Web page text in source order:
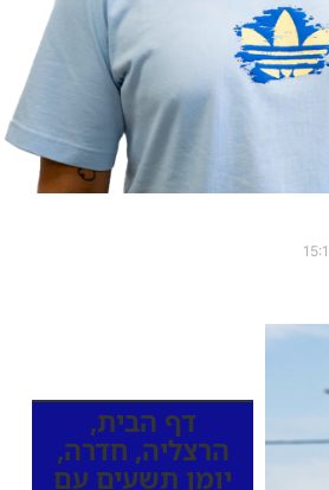
דף הבית,
הרצליה, חדרה,
יומן תשעים עם